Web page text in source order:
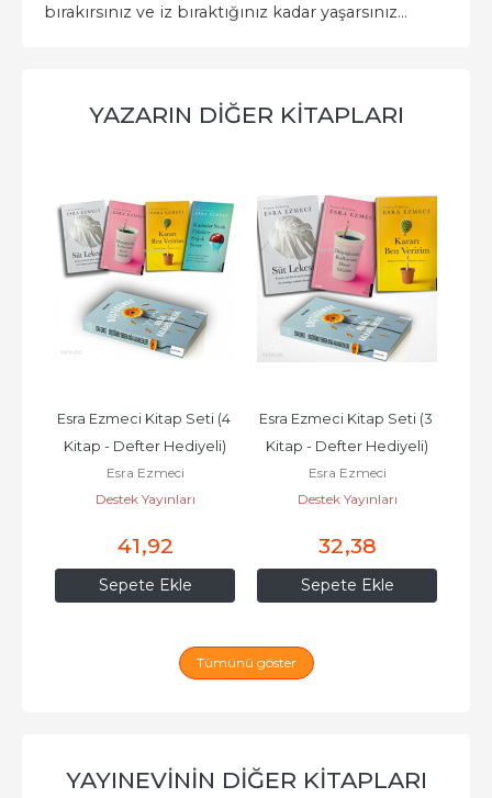
bırakırsınız ve iz bıraktığınız kadar yaşarsınız...
YAZARIN DIĞER KITAPLARI
Sepete Ekle
Esra Ezmeci Kitap Seti (4
Kitap - Defter Hediyeli)
Esra Ezmeci
Destek Yayınları
41,92
Sepete Ekle
Esra Ezmeci Kitap Seti (3
Kitap - Defter Hediyeli)
Esra Ezmeci
Destek Yayınları
32,38
Tümünü göster
YAYINEVININ DIĞER KITAPLARI